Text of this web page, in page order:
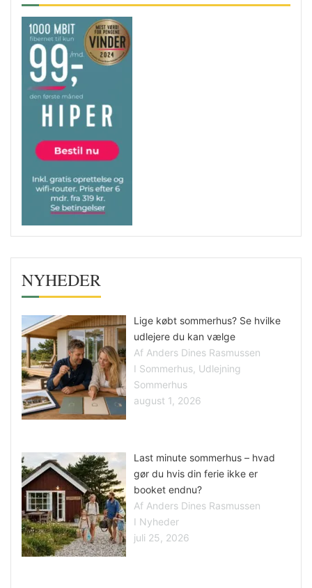
NYHEDER
Lige købt sommerhus? Se hvilke
udlejere du kan vælge
Af Anders Dines Rasmussen
I Sommerhus, Udlejning
Sommerhus
august 1, 2026
Last minute sommerhus – hvad
gør du hvis din ferie ikke er
booket endnu?
Af Anders Dines Rasmussen
I Nyheder
juli 25, 2026